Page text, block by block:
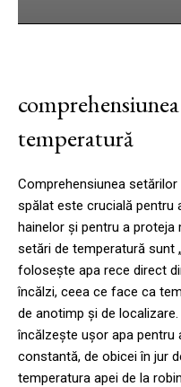
temperatură
Comprehensiunea
spălat este crucială pentru
hainelor și pentru a proteja
setări de temperatură sunt
folosește apa rece direct
încălzi, ceea ce face ca
de anotimp și de
încălzește ușor apa pentru
constantă, de obicei în jur
temperatura apei de la